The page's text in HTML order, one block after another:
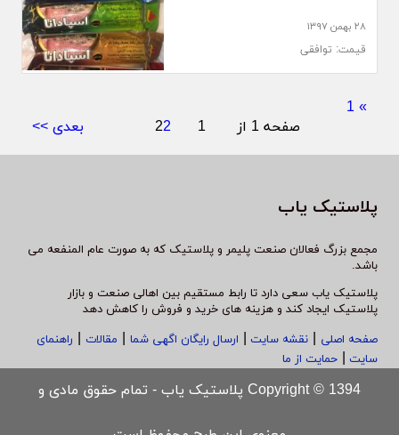
۲۸ بهمن ۱۳۹۷
قیمت: توافقی
»
1
صفحه 1 از 2
2 1 بعدی >>
پلاستیک یاب
مجمع بزرگ فعالان صنعت پلیمر و پلاستیک که به صورت عام المنفعه می
باشد.
پلاستیک یاب سعی دارد تا رابط مستقیم بین اهالی صنعت و بازار
پلاستیک ایجاد کند و هزینه های خرید و فروش را کاهش دهد
صفحه اصلی
نقشه سایت ارسال رایگان اگهی شما مقالات
راهنمای
سایت
حمایت از ما
Copyright © 1394 پلاستیک یاب - تمام حقوق مادی و